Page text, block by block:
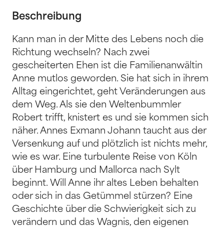
Beschreibung
Kann man in der Mitte des Lebens noch die
Richtung wechseln? Nach zwei
gescheiterten Ehen ist die Familienanwältin
Anne mutlos geworden. Sie hat sich in ihrem
Alltag eingerichtet, geht Veränderungen aus
dem Weg. Als sie den Weltenbummler
Robert trifft, knistert es und sie kommen sich
näher. Annes Exmann Johann taucht aus der
Versenkung auf und plötzlich ist nichts mehr,
wie es war. Eine turbulente Reise von Köln
über Hamburg und Mallorca nach Sylt
beginnt. Will Anne ihr altes Leben behalten
oder sich in das Getümmel stürzen? Eine
Geschichte über die Schwierigkeit sich zu
verändern und das Wagnis, den eigenen